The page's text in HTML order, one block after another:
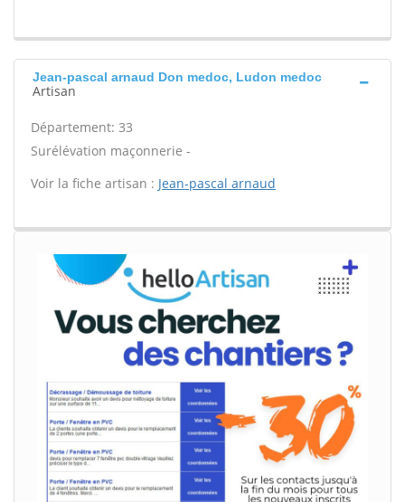
Jean-pascal arnaud Don medoc, Ludon medoc
Artisan
Département: 33
Surélévation maçonnerie -
Voir la fiche artisan : Jean-pascal arnaud